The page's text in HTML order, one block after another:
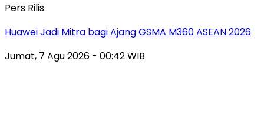
Pers Rilis
Huawei Jadi Mitra bagi Ajang GSMA M360 ASEAN 2026
Jumat, 7 Agu 2026 - 00:42 WIB